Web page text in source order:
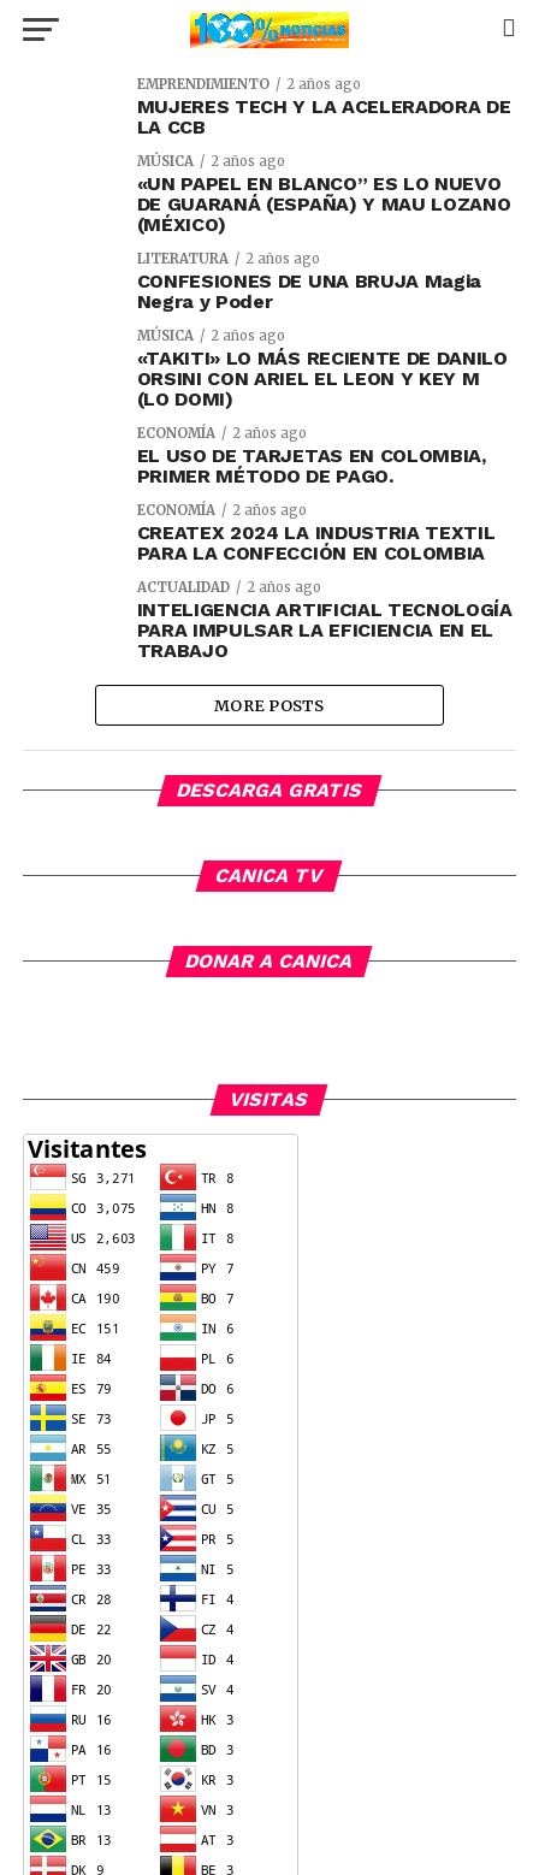
EMPRENDIMIENTO 2 años ago
MUJERES TECH Y LA ACELERADORA DE
LA CCB
MÚSICA 2 años ago
«UN PAPEL EN BLANCO” ES LO NUEVO
DE GUARANÁ (ESPAÑA) Y MAU LOZANO
(MÉXICO)
LITERATURA 2 años ago
CONFESIONES DE UNA BRUJA Magia
Negra y Poder
MÚSICA 2 años ago
«TAKITI» LO MÁS RECIENTE DE DANILO
ORSINI CON ARIEL EL LEON Y KEY M
(LO DOMI)
ECONOMÍA 2 años ago
EL USO DE TARJETAS EN COLOMBIA,
PRIMER MÉTODO DE PAGO.
ECONOMÍA 2 años ago
CREATEX 2024 LA INDUSTRIA TEXTIL
PARA LA CONFECCIÓN EN COLOMBIA
ACTUALIDAD 2 años ago
INTELIGENCIA ARTIFICIAL TECNOLOGÍA
PARA IMPULSAR LA EFICIENCIA EN EL
TRABAJO
MORE POSTS
DESCARGA GRATIS
CANICA TV
DONAR A CANICA
VISITAS